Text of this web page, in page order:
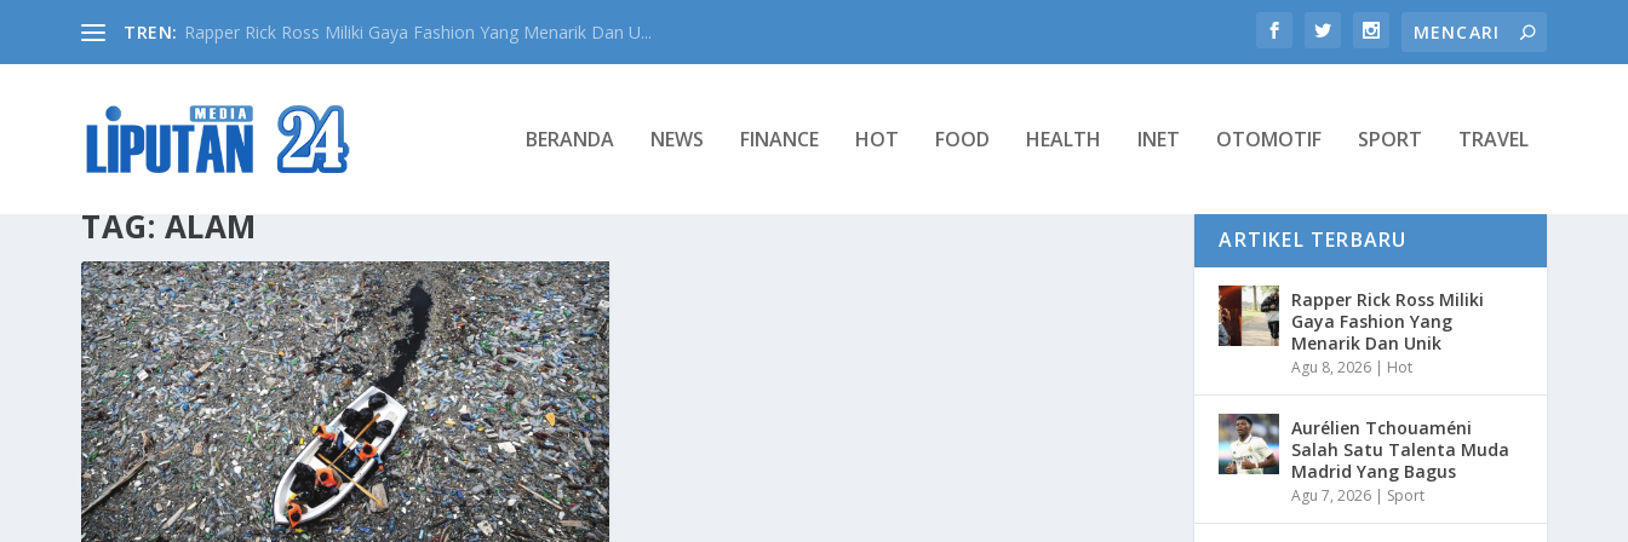
TREN: Rapper Rick Ross Miliki Gaya Fashion Yang Menarik Dan U...
BERANDA NEWS FINANCE HOT FOOD HEALTH INET OTOMOTIF SPORT TRAVEL
TAG: ALAM ARTIKEL TERBARU
Rapper Rick Ross Miliki
Gaya Fashion Yang
Menarik Dan Unik
Agu 8, 2026 | Hot
Aurélien Tchouaméni
Salah Satu Talenta Muda
Madrid Yang Bagus
Agu 7, 2026 | Sport